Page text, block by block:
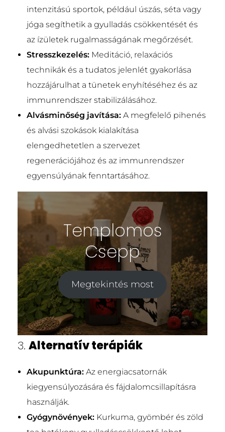
intenzitású sportok, például úszás, séta vagy
jóga segíthetik a gyulladás csökkentését és
az ízületek rugalmasságának megőrzését.
Stresszkezelés:Meditáció, relaxációs
technikák és a tudatos jelenlét gyakorlása
hozzájárulhat a tünetek enyhítéséhez és az
immunrendszer stabilizálásához.
Alvásminőség javítása:A megfelelő pihenés
és alvási szokások kialakítása
elengedhetetlen a szervezet
regenerációjához és az immunrendszer
egyensúlyának fenntartásához.
Templomos
Csepp
Megtekintés most
3. Alternatív terápiák
Akupunktúra:Az energiacsatornák
kiegyensúlyozására és fájdalomcsillapításra
használják.
Gyógynövények:Kurkuma, gyömbér és zöld